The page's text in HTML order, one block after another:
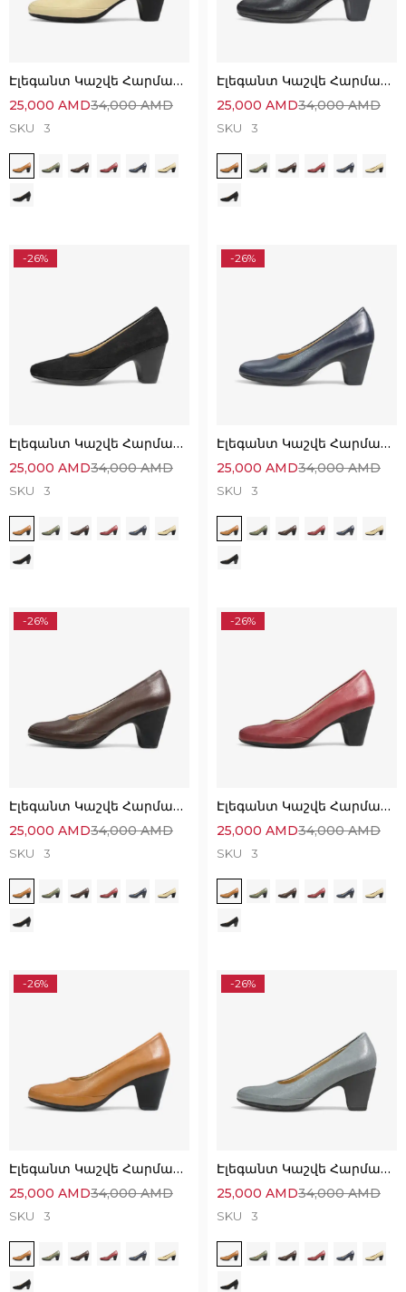
Էլեգանտ Կաշվե Հարմարավետ Կոշիկներ
34,000AMD
25,000 AMD
SKU 3
Էլեգանտ Կաշվե Հարմարավետ Կոշիկներ
34,000AMD
25,000 AMD
SKU 3
-26%
Էլեգանտ Կաշվե Հարմարավետ Կոշիկներ
34,000AMD
25,000 AMD
SKU 3
-26%
Էլեգանտ Կաշվե Հարմարավետ Կոշիկներ
34,000AMD
25,000 AMD
SKU 3
-26%
Էլեգանտ Կաշվե Հարմարավետ Կոշիկներ
34,000AMD
25,000 AMD
SKU 3
-26%
Էլեգանտ Կաշվե Հարմարավետ Կոշիկներ
34,000AMD
25,000 AMD
SKU 3
-26%
Էլեգանտ Կաշվե Հարմարավետ Կոշիկներ
34,000AMD
25,000 AMD
SKU 3
-26%
Էլեգանտ Կաշվե Հարմարավետ Կոշիկներ
34,000AMD
25,000 AMD
SKU 3